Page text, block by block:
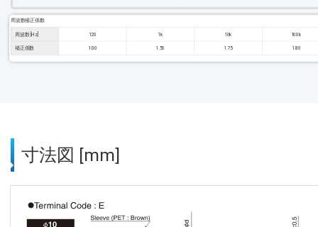
周波数補正係数
周波数 [Hz] 120 1k 10k 100k
補正係数 1.00 1.50 1.75 1.80
寸法図 [mm]